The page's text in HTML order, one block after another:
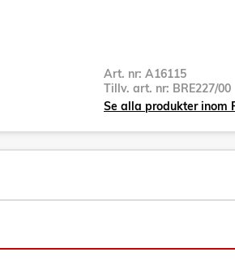
Art. nr: A16115
Tillv. art. nr: BRE227/00
Se alla produkter inom